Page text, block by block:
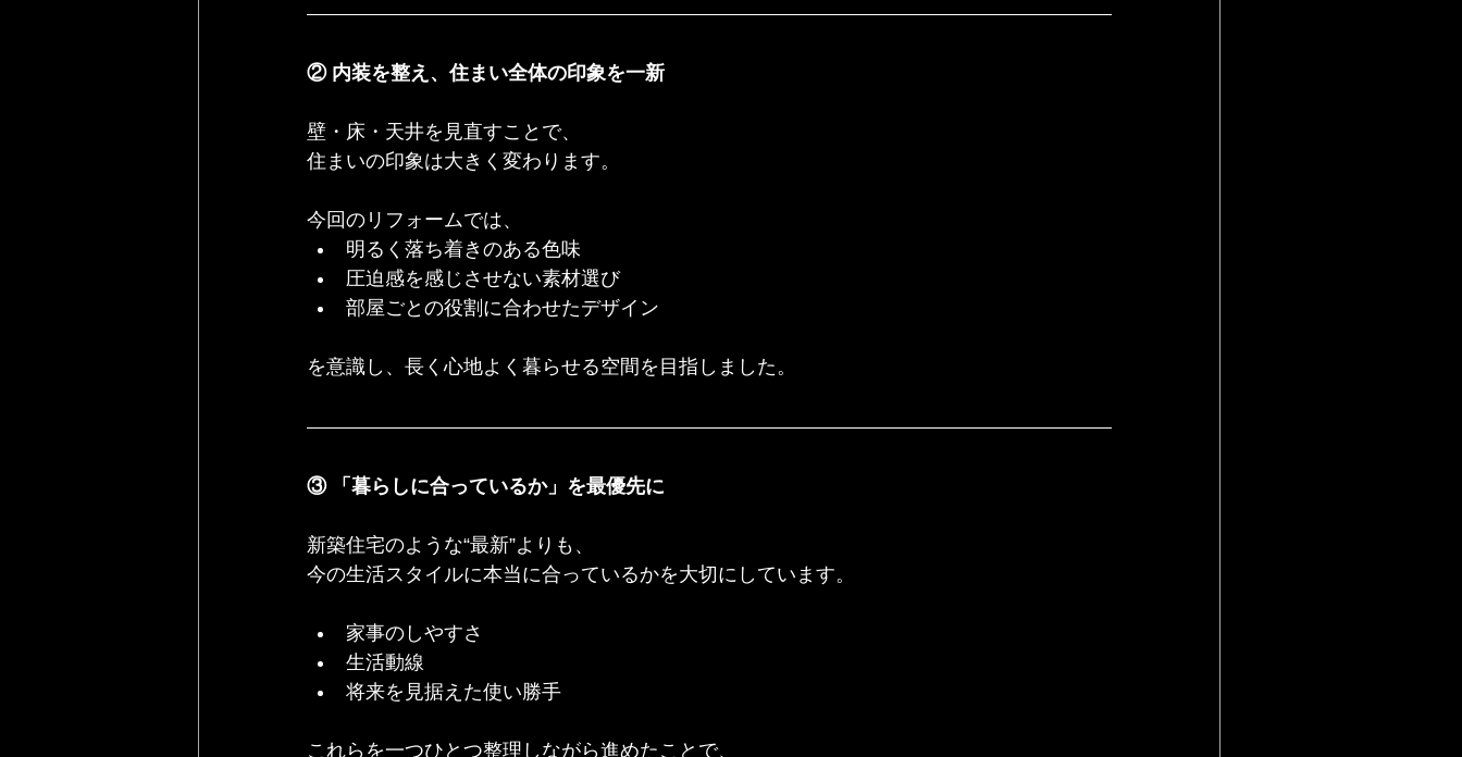
② 内装を整え、住まい全体の印象を一新
壁・床・天井を見直すことで、
住まいの印象は大きく変わります。
今回のリフォームでは、
明るく落ち着きのある色味
圧迫感を感じさせない素材選び
部屋ごとの役割に合わせたデザイン
を意識し、長く心地よく暮らせる空間を目指しました。
③ 「暮らしに合っているか」を最優先に
新築住宅のような“最新”よりも、
今の生活スタイルに本当に合っているかを大切にしています。
家事のしやすさ
生活動線
将来を見据えた使い勝手
これらを一つひとつ整理しながら進めたことで、